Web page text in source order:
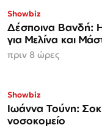
Showbiz
Δέσποινα Βανδή: Η
για Μελίνα και
πριν 8 ώρες
Showbiz
Ιωάννα Τούνη: Σοκ
νοσοκομείο